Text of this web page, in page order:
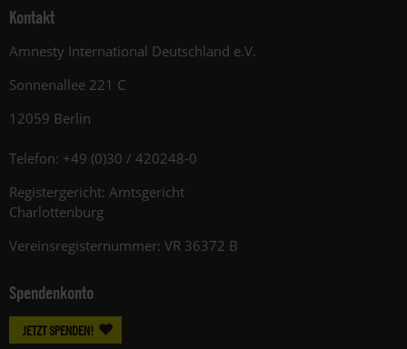
Kontakt
Amnesty International Deutschland e.V.
Sonnenallee 221 C
12059 Berlin
Telefon: +49 (0)30 / 420248-0
Registergericht: Amtsgericht
Charlottenburg
Vereinsregisternummer: VR 36372 B
Spendenkonto
JETZT SPENDEN!